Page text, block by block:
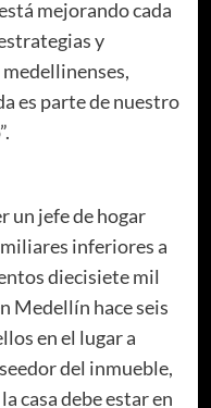
mejorando cada
y
es parte de nuestro
un jefe de hogar
inferiores a
diecisiete mil
Medellín hace seis
en el lugar a
del inmueble,
casa debe estar en